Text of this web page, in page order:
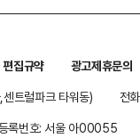
편집규약
광고제휴문의
트럴파크 타워동)
전
등록번호: 서울 아00055